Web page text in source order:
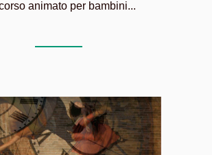
animato per bambini...